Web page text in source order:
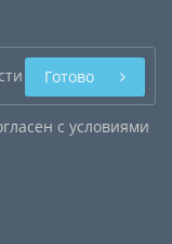
с условиями
Готово